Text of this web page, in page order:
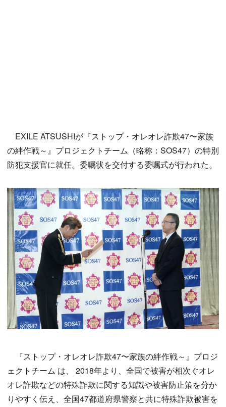
EXILE ATSUSHIが『ストップ・オレオレ詐欺47〜家族
の絆作戦～』プロジェクトチーム（略称：SOS47）の特別
防犯支援官に就任。委嘱状を交付する委嘱式が行われた。
『ストップ・オレオレ詐欺47〜家族の絆作戦～』プロジ
ェクトチーム は、 2018年より、全国で被害が相次ぐオレ
オレ詐欺などの特殊詐欺に関する知識や被害防止策を分か
りやすく伝え、全国47都道府県警察と共に特殊詐欺被害を